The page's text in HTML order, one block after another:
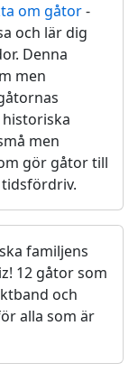
om gåtor-
och lär dig
Denna
men
men
gör gåtor till
familjens
12 gåtor som
och
alla som är